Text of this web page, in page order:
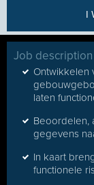
I
Job description
Ontwikkelen
laten
Beoordelen,
gegevens
In kaart
functionele